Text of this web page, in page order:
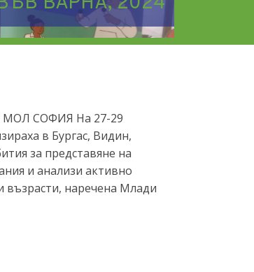
СОФИЯ На 27-29
в Бургас, Видин,
за представяне на
и анализи активно